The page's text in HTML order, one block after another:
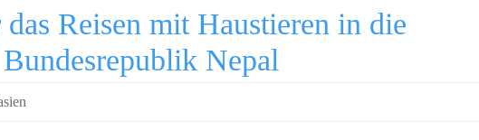
Reisen mit Haustieren in die
Nepal